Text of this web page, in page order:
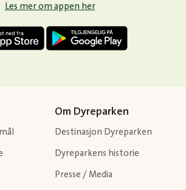
Les mer om appen her
Om Dyreparken
Destinasjon Dyreparken
Dyreparkens historie
Presse / Media